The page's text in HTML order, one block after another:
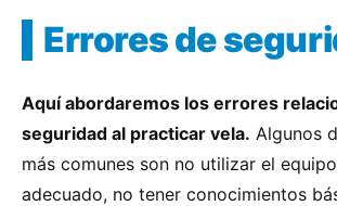
Errores de
Aquí abordaremos los errores
seguridad al practicar vela. Algunos
más comunes son no utilizar el
adecuado, no tener conocimientos